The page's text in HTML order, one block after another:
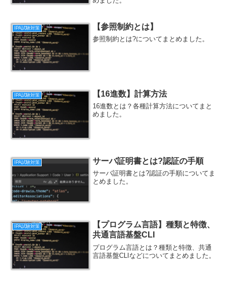
IPA試験対策 【参照制約とは】
参照制約とは?についてまとめました。
IPA試験対策 【16進数】計算方法
16進数とは？各種計算方法についてまと
めました。
IPA試験対策 サーバ証明書とは?認証の手順
サーバ証明書とは?認証の手順についてま
とめました。
IPA試験対策
【プログラム言語】種類と特徴、
共通言語基盤CLI
プログラム言語とは？種類と特徴、共通
言語基盤CLIなどについてまとめました。